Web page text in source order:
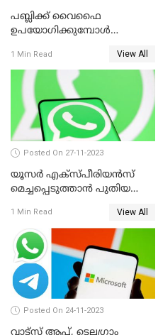
പബ്ലിക്ക് വൈഫൈ
ഉപയോഗിക്കുമ്പോള്‍
പൊലീസ്
1 Min Read View All
Posted On 27-11-2023
യൂസര്‍ എക്‌സ്പീരിയന്‍സ്
മെച്ചപ്പെടുത്താന്‍ പുതിയ
1 Min Read View All
Posted On 24-11-2023